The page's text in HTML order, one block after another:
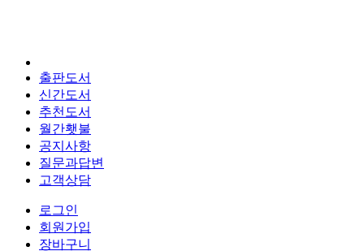
출판도서
신간도서
추천도서
월간횃불
공지사항
질문과답변
고객상담
로그인
회원가입
장바구니